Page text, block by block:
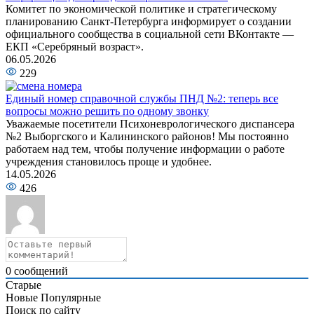
Комитет по экономической политике и стратегическому
планированию Санкт-Петербурга информирует о создании
официального сообщества в социальной сети ВКонтакте —
ЕКП «Серебряный возраст».
06.05.2026
229
Единый номер справочной службы ПНД №2: теперь все
вопросы можно решить по одному звонку
Уважаемые посетители Психоневрологического диспансера
№2 Выборгского и Калининского районов! Мы постоянно
работаем над тем, чтобы получение информации о работе
учреждения становилось проще и удобнее.
14.05.2026
426
0 сообщений
Старые
Новые Популярные
Поиск по сайту